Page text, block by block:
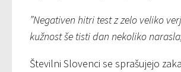
”Negativen hitri test z zelo veliko
kužnost še tisti dan nekoliko
Številni Slovenci se sprašujejo